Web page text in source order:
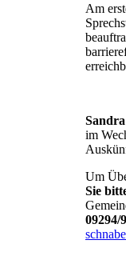
Am
im
Um
Sie
09294/